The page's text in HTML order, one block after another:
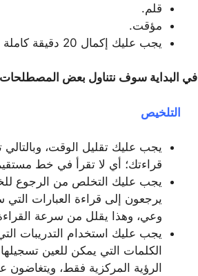
قلم.
مؤقت.
يجب عليك إكمال 20 دقيقة كاملة في التمرين في كل جلسة.
في البداية سوف نتناول بعض المصطلحات
التلخيص
يجب عليك تقليل الوقت،
قراءتك؛ أي لا تقرأ في خط
يجب عليك التخلص من الرجوع
يرجعون إلى قراءة العبارات
وعي، وهذا يقلل من سرعة
يجب عليك استخدام التدريبات
الكلمات التي يمكن للعين
الرؤية المركزية فقط، ويتغاضون